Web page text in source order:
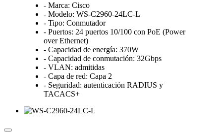
- Marca: Cisco
- Modelo: WS-C2960-24LC-L
- Tipo: Conmutador
- Puertos: 24 puertos 10/100 con PoE (Power
over Ethernet)
- Capacidad de energía: 370W
- Capacidad de conmutación: 32Gbps
- VLAN: admitidas
- Capa de red: Capa 2
- Seguridad: autenticación RADIUS y
TACACS+